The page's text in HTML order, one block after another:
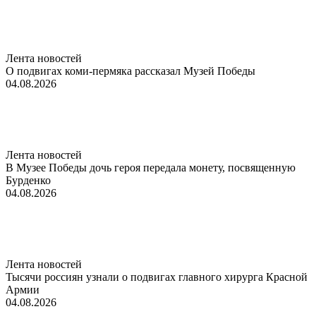
Лента новостей
О подвигах коми-пермяка рассказал Музей Победы
04.08.2026
Лента новостей
В Музее Победы дочь героя передала монету, посвященную
Бурденко
04.08.2026
Лента новостей
Тысячи россиян узнали о подвигах главного хирурга Красной
Армии
04.08.2026